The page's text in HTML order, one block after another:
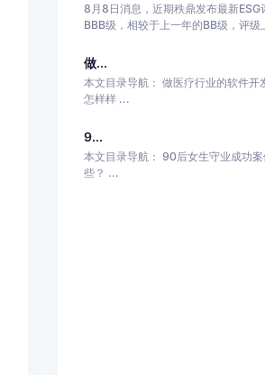
8月8日消息，近期秩鼎发布最新ESG
BBB级，相较于上一年的BB级，评级
做...
本文目录导航： 做医疗行业的软件开
怎样样 ...
9...
本文目录导航： 90后女生守业成功
些？ ...